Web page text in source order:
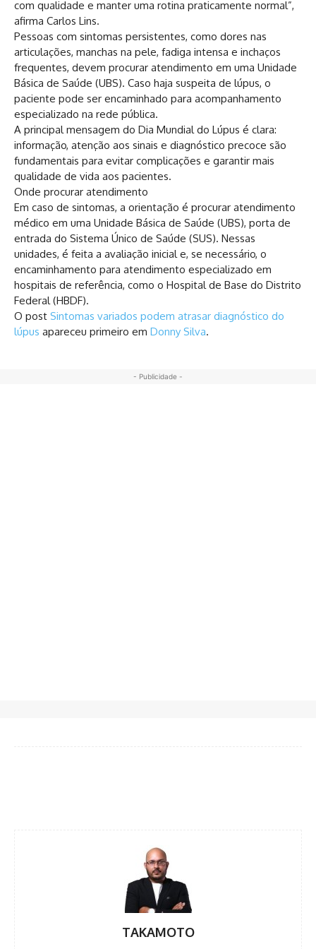
com qualidade e manter uma rotina praticamente normal”,
afirma Carlos Lins.
Pessoas com sintomas persistentes, como dores nas
articulações, manchas na pele, fadiga intensa e inchaços
frequentes, devem procurar atendimento em uma Unidade
Básica de Saúde (UBS). Caso haja suspeita de lúpus, o
paciente pode ser encaminhado para acompanhamento
especializado na rede pública.
A principal mensagem do Dia Mundial do Lúpus é clara:
informação, atenção aos sinais e diagnóstico precoce são
fundamentais para evitar complicações e garantir mais
qualidade de vida aos pacientes.
Onde procurar atendimento
Em caso de sintomas, a orientação é procurar atendimento
médico em uma Unidade Básica de Saúde (UBS), porta de
entrada do Sistema Único de Saúde (SUS). Nessas
unidades, é feita a avaliação inicial e, se necessário, o
encaminhamento para atendimento especializado em
hospitais de referência, como o Hospital de Base do Distrito
Federal (HBDF).
O post Sintomas variados podem atrasar diagnóstico do
lúpus apareceu primeiro em Donny Silva.
- Publicidade -
TAKAMOTO